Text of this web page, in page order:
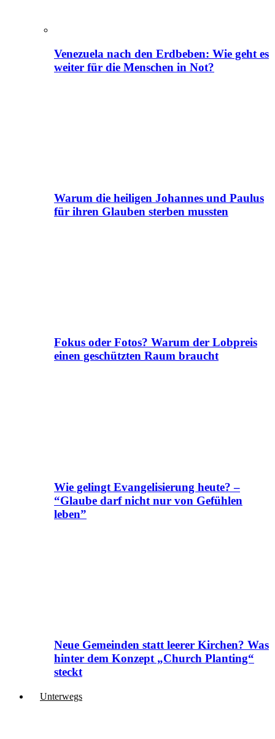
Venezuela nach den Erdbeben: Wie geht es
weiter für die Menschen in Not?
Warum die heiligen Johannes und Paulus
für ihren Glauben sterben mussten
Fokus oder Fotos? Warum der Lobpreis
einen geschützten Raum braucht
Wie gelingt Evangelisierung heute? –
“Glaube darf nicht nur von Gefühlen
leben”
Neue Gemeinden statt leerer Kirchen? Was
hinter dem Konzept „Church Planting“
steckt
Unterwegs